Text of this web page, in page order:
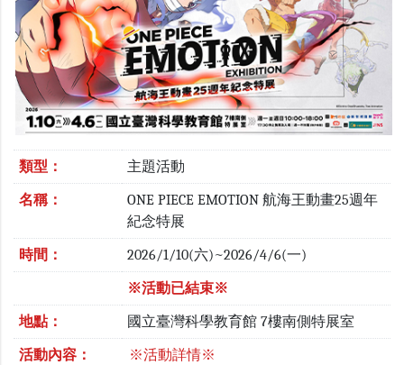
類型： 主題活動
名稱：
ONE PIECE EMOTION 航海王動畫25週年
紀念特展
時間： 2026/1/10(六)~2026/4/6(一)
※活動已結束※
地點： 國立臺灣科學教育館 7樓南側特展室
活動內容： ※活動詳情※